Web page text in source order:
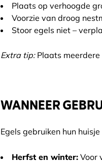
Plaats op verhoogde
Voorzie van droog
Stoor egels niet –
Extra tip:Plaats meerdere
WANNEER
Egels gebruiken hun
Herfst en winter: Voor